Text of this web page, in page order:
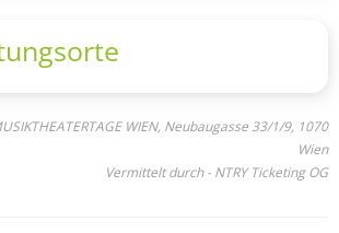
WIEN, Neubaugasse 33/1/9, 1070
Wien
Vermittelt durch - NTRY Ticketing OG